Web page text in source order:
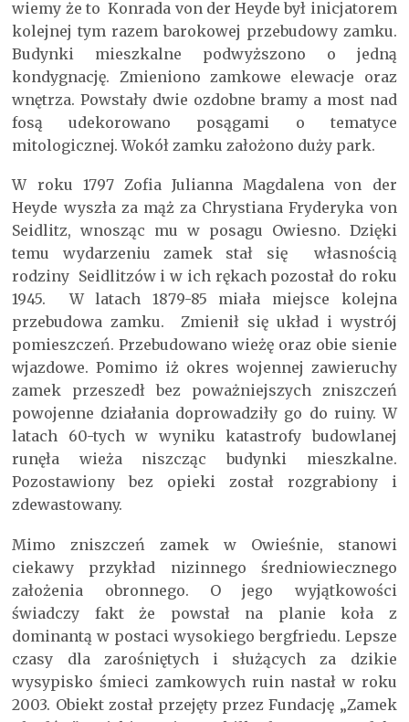
wiemy że to Konrada von der Heyde był inicjatorem
kolejnej tym razem barokowej przebudowy zamku.
Budynki mieszkalne podwyższono o jedną
kondygnację. Zmieniono zamkowe elewacje oraz
wnętrza. Powstały dwie ozdobne bramy a most nad
fosą udekorowano posągami o tematyce
mitologicznej. Wokół zamku założono duży park.
W roku 1797 Zofia Julianna Magdalena von der
Heyde wyszła za mąż za Chrystiana Fryderyka von
Seidlitz, wnosząc mu w posagu Owiesno. Dzięki
temu wydarzeniu zamek stał się własnością
rodziny Seidlitzów i w ich rękach pozostał do roku
1945. W latach 1879-85 miała miejsce kolejna
przebudowa zamku. Zmienił się układ i wystrój
pomieszczeń. Przebudowano wieżę oraz obie sienie
wjazdowe. Pomimo iż okres wojennej zawieruchy
zamek przeszedł bez poważniejszych zniszczeń
powojenne działania doprowadziły go do ruiny. W
latach 60-tych w wyniku katastrofy budowlanej
runęła wieża niszcząc budynki mieszkalne.
Pozostawiony bez opieki został rozgrabiony i
zdewastowany.
Mimo zniszczeń zamek w Owieśnie, stanowi
ciekawy przykład nizinnego średniowiecznego
założenia obronnego. O jego wyjątkowości
świadczy fakt że powstał na planie koła z
dominantą w postaci wysokiego bergfriedu. Lepsze
czasy dla zarośniętych i służących za dzikie
wysypisko śmieci zamkowych ruin nastał w roku
2003. Obiekt został przejęty przez Fundację „Zamek